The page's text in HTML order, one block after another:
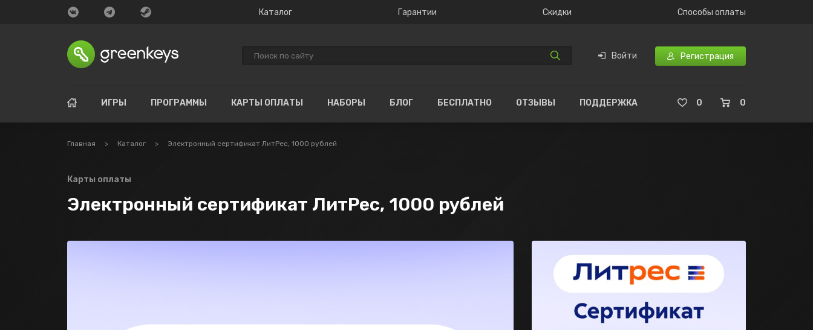
Каталог Гарантии Скидки Способы оплаты
Войти Регистрация
ИГРЫ ПРОГРАММЫ КАРТЫ ОПЛАТЫ НАБОРЫ БЛОГ БЕСПЛАТНО ОТЗЫВЫ ПОДДЕРЖКА 0
0
Главная > Каталог > Электронный сертификат ЛитРес, 1000 рублей
Карты оплаты
Электронный сертификат ЛитРес, 1000 рублей